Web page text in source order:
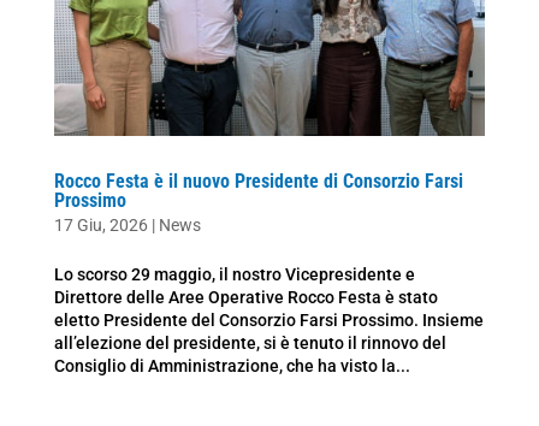
Rocco Festa è il nuovo Presidente di Consorzio Farsi
Prossimo
17 Giu, 2026| News
Lo scorso 29 maggio, il nostro Vicepresidente e
Direttore delle Aree Operative Rocco Festa è stato
eletto Presidente del Consorzio Farsi Prossimo. Insieme
all’elezione del presidente, si è tenuto il rinnovo del
Consiglio di Amministrazione, che ha visto la...